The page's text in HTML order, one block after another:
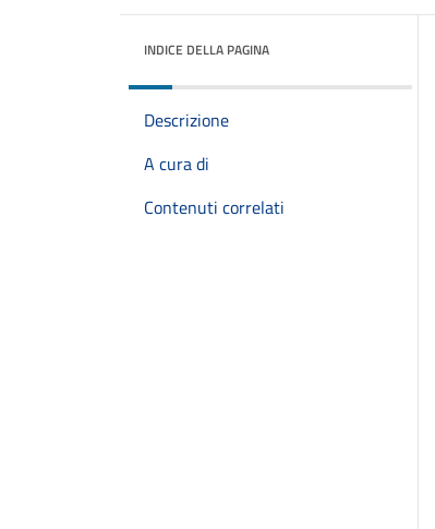
INDICE DELLA PAGINA
Descrizione
A cura di
Contenuti correlati